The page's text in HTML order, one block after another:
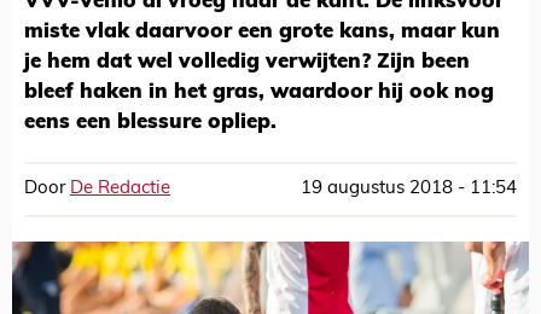
miste vlak daarvoor een grote kans, maar kun
je hem dat wel volledig verwijten? Zijn been
bleef haken in het gras, waardoor hij ook nog
eens een blessure opliep.
Door De Redactie 19 augustus 2018 - 11:54